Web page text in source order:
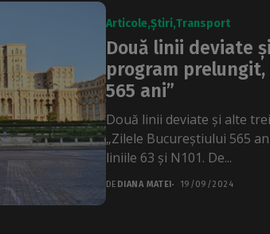
Articole Știri Transport
Două linii deviate
program prelungit,
565 ani”
Două linii deviate și alte
„Zilele Bucureștiului 565
liniile 63 și N101. De...
DE DIANA MATEI 19/09/2024